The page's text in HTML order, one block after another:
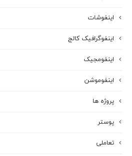
اینفوشات
اینفوگرافیک کالج
اینفومجیک
اینفوموشن
پروژه ها
پوستر
تعاملی